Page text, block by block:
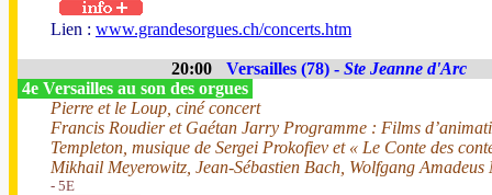
Lien : www.grandesorgues.ch/concerts.htm
20:00 Versailles (78) - Ste Jeanne d'Arc
4e Versailles au son des orgues
Pierre et le Loup, ciné concert
Francis Roudier et Gaétan Jarry Programme : Films
Templeton, musique de Sergei Prokofiev et « Le Conte des
Mikhail Meyerowitz, Jean-Sébastien Bach, Wolfgang Amadeus
- 5E